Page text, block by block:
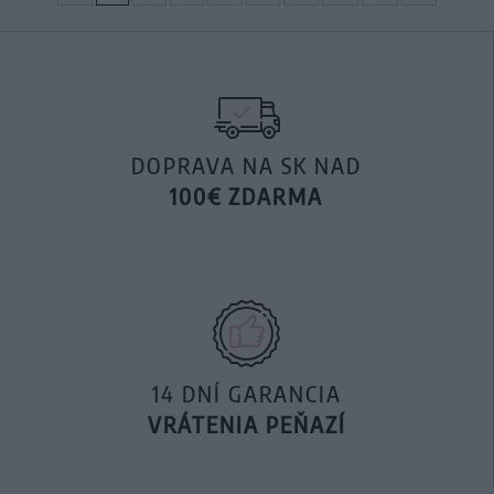
DOPRAVA NA SK NAD
100€ ZDARMA
14 DNÍ GARANCIA
VRÁTENIA PEŇAZÍ